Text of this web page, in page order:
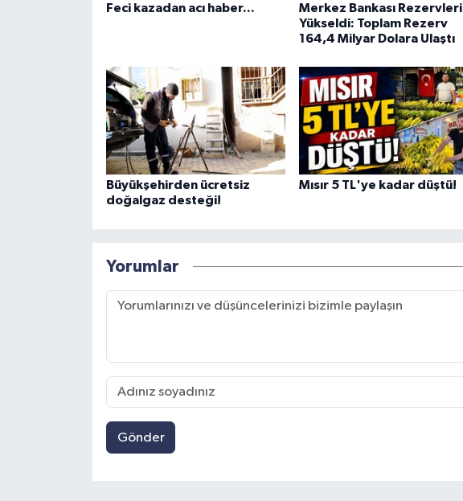
Feci kazadan acı haber...
Merkez Bankası Rezervleri
Yükseldi: Toplam Rezerv
164,4 Milyar Dolara Ulaştı
Büyükşehirden ücretsiz
doğalgaz desteği!
Mısır 5 TL'ye kadar düştü!
Yorumlar
Gönder